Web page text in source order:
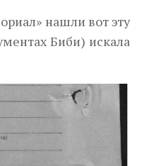
нашли вот эту
Биби) искала